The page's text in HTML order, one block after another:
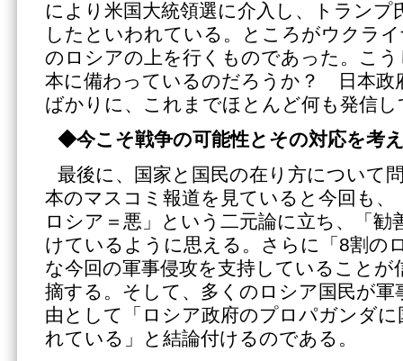
により米国大統領選に介入し、トランプ
したといわれている。ところがウクラ
のロシアの上を行くものであった。こ
本に備わっているのだろうか？ 日本政
ばかりに、これまでほとんど何も発信
◆今こそ戦争の可能性とその対応を考
最後に、国家と国民の在り方について
本のマスコミ報道を見ていると今回も、
ロシア＝悪」という二元論に立ち、「勧
けているように思える。さらに「8割の
な今回の軍事侵攻を支持していることが
摘する。そして、多くのロシア国民が軍
由として「ロシア政府のプロパガンダ
れている」と結論付けるのである。